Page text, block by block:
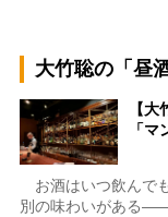
大竹聡の「昼
【
「
お酒はいつ飲んで
別の味わいがある